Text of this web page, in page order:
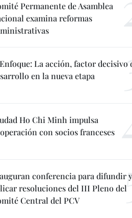
Permanente de Asamblea
examina reformas
La acción, factor decisivo
en la nueva etapa
Ho Chi Minh impulsa
con socios franceses
conferencia para difundir y
resoluciones del III Pleno del
Central del PCV